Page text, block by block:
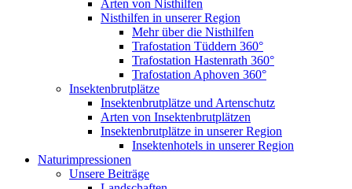
Arten von Nisthilfen
Nisthilfen in unserer Region
Mehr über die Nisthilfen
Trafostation Tüddern 360°
Trafostation Hastenrath 360°
Trafostation Aphoven 360°
Insektenbrutplätze
Insektenbrutplätze und Artenschutz
Arten von Insektenbrutplätzen
Insektenbrutplätze in unserer Region
Insektenhotels in unserer Region
Naturimpressionen
Unsere Beiträge